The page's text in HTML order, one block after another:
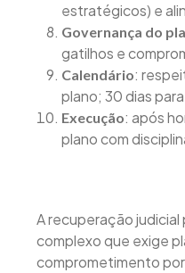
estratégicos) e
Governança do
gatilhos e
Calendário:
plano; 30 dias
Execução: após
plano com
A recuperação
complexo que exige
comprometimento